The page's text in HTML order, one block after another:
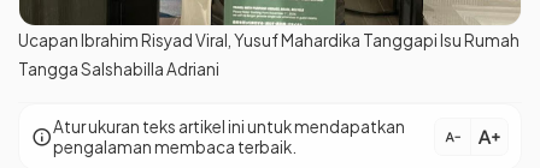
Ucapan Ibrahim Risyad Viral, Yusuf Mahardika Tanggapi Isu Rumah
Tangga Salshabilla Adriani
infoAtur ukuran teks artikel ini untuk mendapatkan
pengalaman membaca terbaik.
text_decrease text_increase